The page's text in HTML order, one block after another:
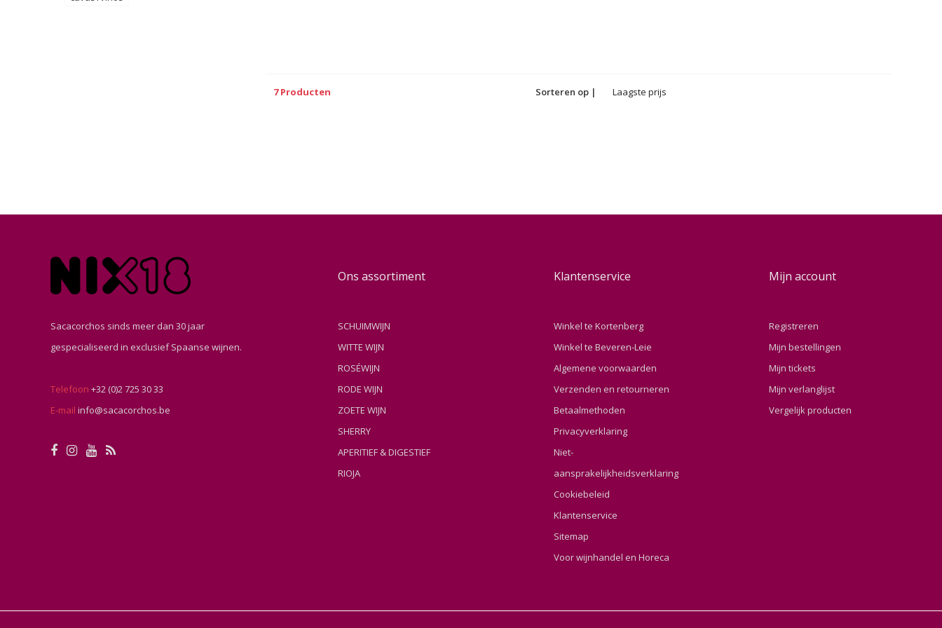
7 Producten Sorteren op | Laagste prijs
Sacacorchos sinds meer dan 30 jaar
gespecialiseerd in exclusief Spaanse wijnen.
Telefoon +32 (0)2 725 30 33
E-mail info@sacacorchos.be
Ons assortiment
SCHUIMWIJN
WITTE WIJN
ROSÉWIJN
RODE WIJN
ZOETE WIJN
SHERRY
APERITIEF & DIGESTIEF
RIOJA
Klantenservice
Winkel te Kortenberg
Winkel te Beveren-Leie
Algemene voorwaarden
Verzenden en retourneren
Betaalmethoden
Privacyverklaring
Niet-
aansprakelijkheidsverklaring
Cookiebeleid
Klantenservice
Sitemap
Voor wijnhandel en Horeca
Mijn account
Registreren
Mijn bestellingen
Mijn tickets
Mijn verlanglijst
Vergelijk producten